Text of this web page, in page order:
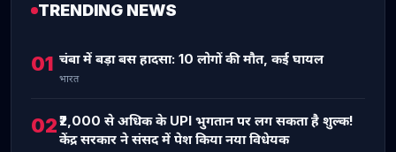
TRENDING NEWS
01 चंबा में बड़ा बस हादसा: 10 लोगों की मौत, कई घायल
भारत
02₹2,000 से अधिक के UPI भुगतान पर लग सकता है शुल्क!
केंद्र सरकार ने संसद में पेश किया नया विधेयक